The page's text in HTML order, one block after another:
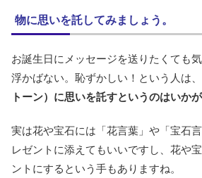
物に思いを託してみましょう。
お誕生日にメッセージを送りたくても
浮かばない。恥ずかしい！という人は、
トーン）に思いを託すというのはいかが
実は花や宝石には「花言葉」や「宝石
レゼントに添えてもいいですし、花や
ントにするという手もありますね。